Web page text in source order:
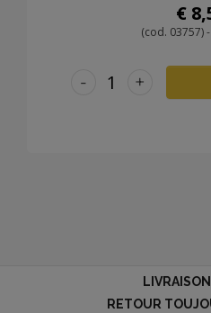
€
(cod. 03757)
+
-
RETOUR